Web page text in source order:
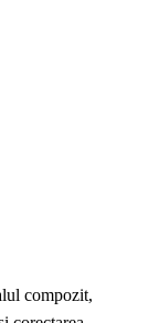
compozit,